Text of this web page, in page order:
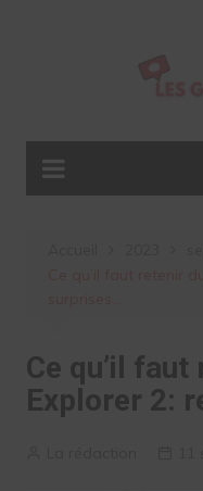
Ce qu’il faut
Explorer 2: